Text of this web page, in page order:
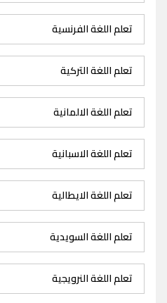
تعلم اللغة الفرنسية
تعلم اللغة التركية
تعلم اللغة الالمانية
تعلم اللغة الاسبانية
تعلم اللغة الايطالية
تعلم اللغة السويدية
تعلم اللغة النرويجية